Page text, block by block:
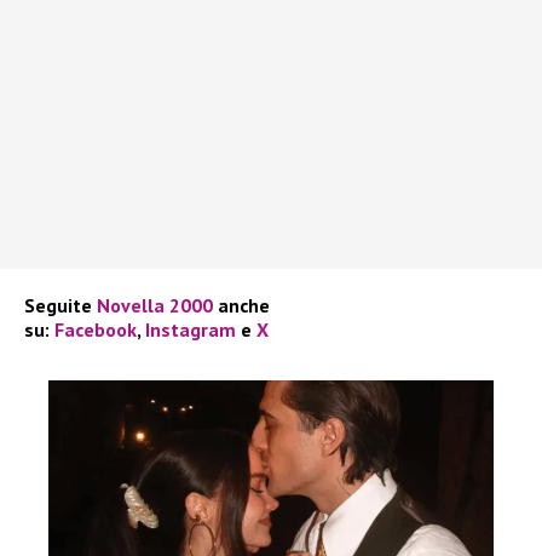
Seguite Novella 2000 anche
su: Facebook, Instagram e X